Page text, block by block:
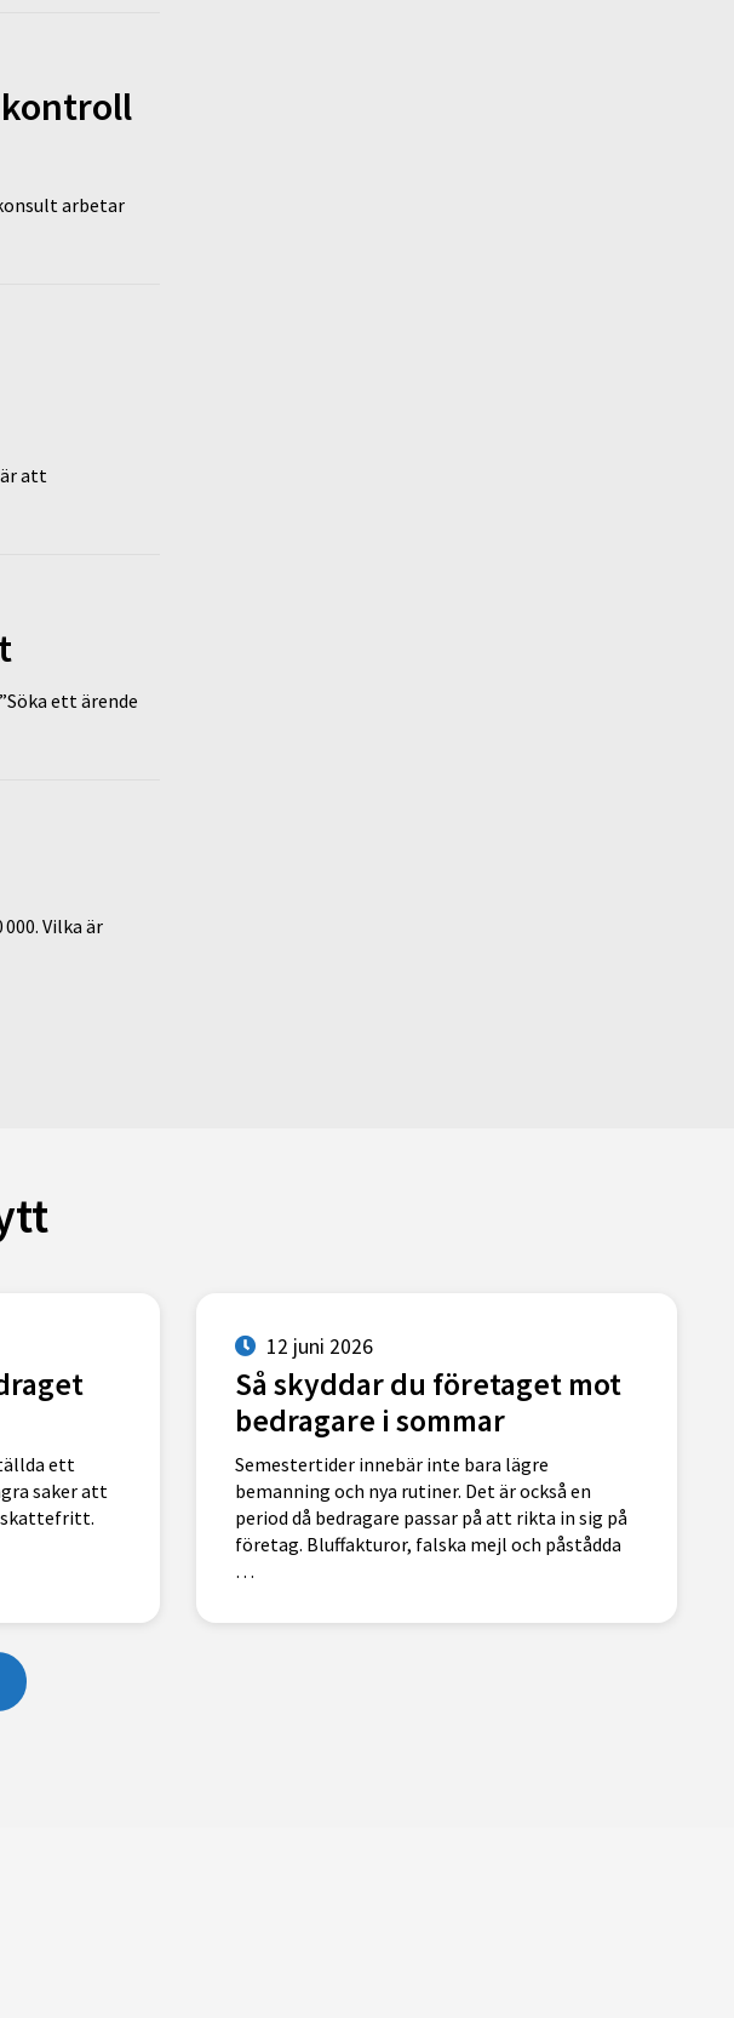
arbetar
att
ett ärende
Vilka är
ett
saker att
skattefritt.
12 juni 2026
Så skyddar du företaget mot
bedragare i sommar
Semestertider innebär inte bara lägre
bemanning och nya rutiner. Det är också en
period då bedragare passar på att rikta in sig på
företag. Bluffakturor, falska mejl och påstådda
…